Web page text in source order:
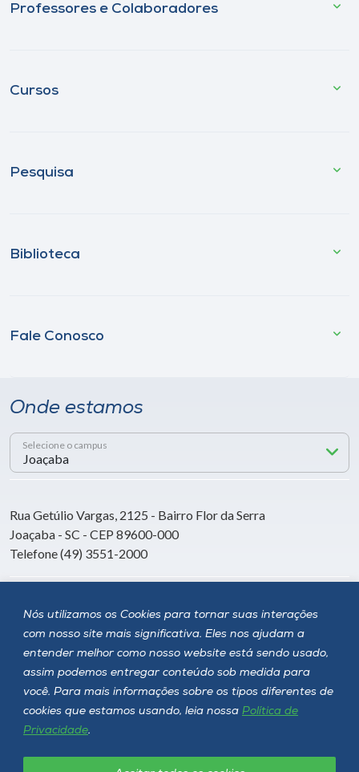
Nós utilizamos os Cookies para tornar suas interações
com nosso site mais significativa. Eles nos ajudam a
entender melhor como nosso website está sendo usado,
assim podemos entregar conteúdo sob medida para
você. Para mais informações sobre os tipos diferentes de
cookies que estamos usando, leia nossa Política de
Privacidade.
Professores e Colaboradores
Cursos
Pesquisa
Biblioteca
Fale Conosco
Onde estamos
Selecione o campus
Rua Getúlio Vargas, 2125 - Bairro Flor da Serra
Joaçaba - SC - CEP 89600-000
Telefone (49) 3551-2000
Siga a Unoesc